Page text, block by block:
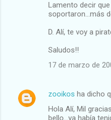
Lamento decir
soportaron...más
D. Alí, te voy a
Saludos!!
17 de marzo de
zooikos ha dicho
Hola Alí, Mil
bello...ya había